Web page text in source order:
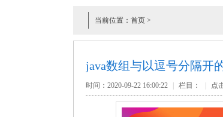
当前位置： 首页 >
java数组与以逗号分隔开
时间：2020-09-22 16:00:22 栏目： 点